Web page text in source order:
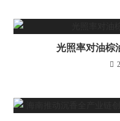
光照率对油棕